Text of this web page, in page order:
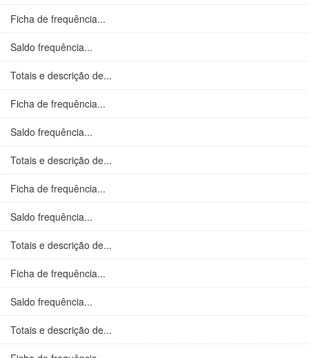
Ficha de frequência...
Saldo frequência...
Totais e descrição de...
Ficha de frequência...
Saldo frequência...
Totais e descrição de...
Ficha de frequência...
Saldo frequência...
Totais e descrição de...
Ficha de frequência...
Saldo frequência...
Totais e descrição de...